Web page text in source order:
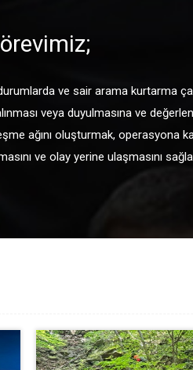
ve sair arama kurtarma
veya duyulmasına ve
ağını oluşturmak, operasyona
ve olay yerine ulaşmasını